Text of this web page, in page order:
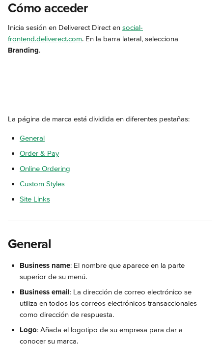
Cómo acceder
Inicia sesión en Deliverect Direct en social-
frontend.deliverect.com. En la barra lateral, selecciona
Branding.
La página de marca está dividida en diferentes pestañas:
General
Order & Pay
Online Ordering
Custom Styles
Site Links
General
Business name: El nombre que aparece en la parte
superior de su menú.
Business email: La dirección de correo electrónico se
utiliza en todos los correos electrónicos transaccionales
como dirección de respuesta.
Logo: Añada el logotipo de su empresa para dar a
conocer su marca.